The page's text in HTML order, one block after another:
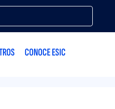
CONOCE ESIC